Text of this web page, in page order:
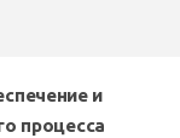
и
процесса